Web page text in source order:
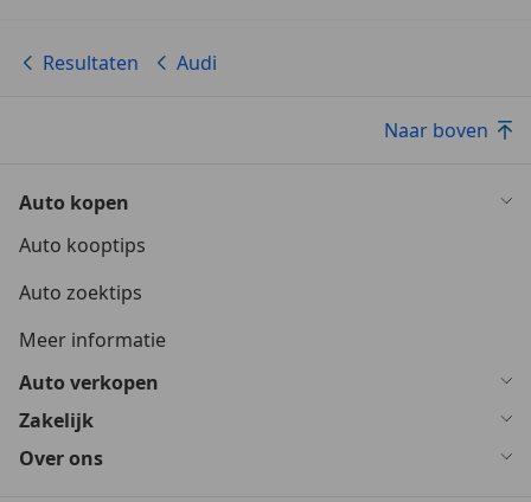
Resultaten Audi
Naar boven
Auto kopen
Auto kooptips
Auto zoektips
Meer informatie
Auto verkopen
Zakelijk
Over ons